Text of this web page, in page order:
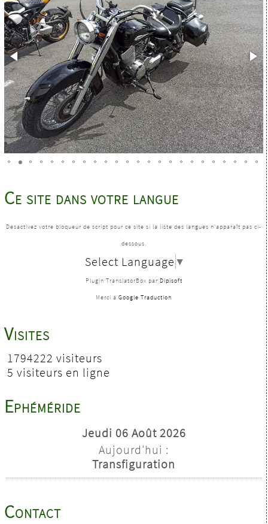
Ce site dans votre langue
Désactivez votre bloqueur de script pour ce site si la liste des langues n'apparaît pas ci-
dessous.
Select Language ▼
Plugin TranslatorBox par Dipisoft
Merci à Google Traduction
Visites
1794222 visiteurs
5 visiteurs en ligne
Ephéméride
Jeudi 06 Août 2026
Aujourd'hui :
Transfiguration
Contact